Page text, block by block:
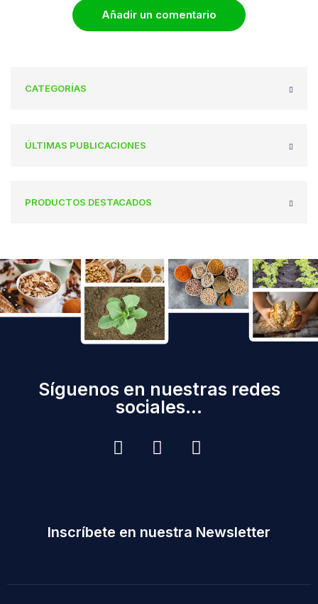
Añadir un comentario
CATEGORÍAS
ÚLTIMAS PUBLICACIONES
PRODUCTOS DESTACADOS
Síguenos en nuestras redes
sociales...
Inscríbete en nuestra Newsletter